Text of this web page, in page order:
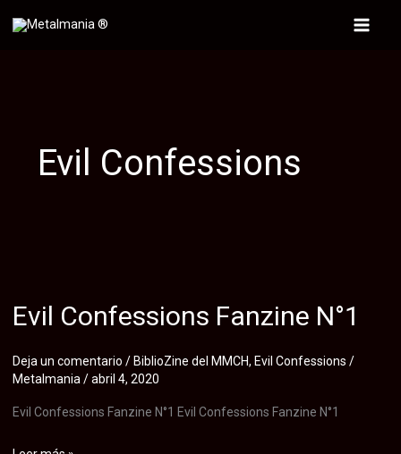
Main
Evil Confessions
Evil Confessions Fanzine N°1
Deja un comentario / BiblioZine del MMCH, Evil Confessions /
Metalmania /abril 4, 2020
Evil Confessions Fanzine N°1 Evil Confessions Fanzine N°1